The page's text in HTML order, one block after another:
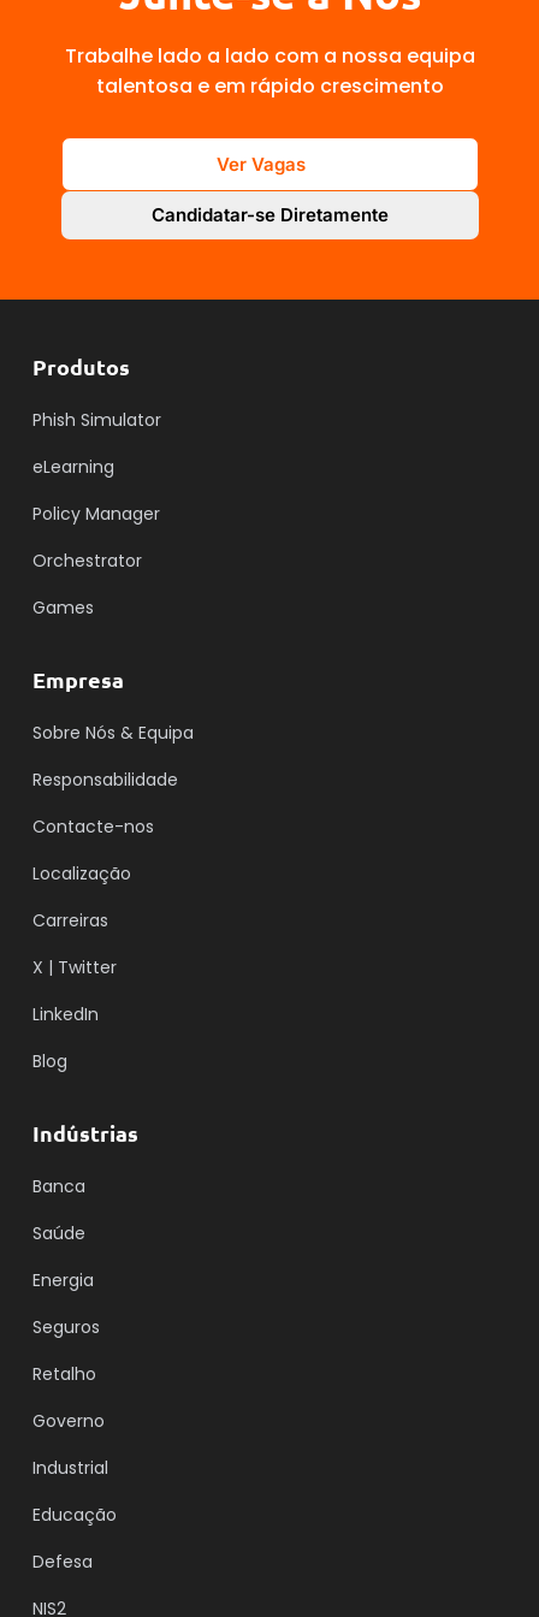
Trabalhe lado a lado com a nossa equipa
talentosa e em rápido crescimento
Ver Vagas
Candidatar-se Diretamente
Produtos
Phish Simulator
eLearning
Policy Manager
Orchestrator
Games
Empresa
Sobre Nós & Equipa
Responsabilidade
Contacte-nos
Localização
Carreiras
X | Twitter
LinkedIn
Blog
Indústrias
Banca
Saúde
Energia
Seguros
Retalho
Governo
Industrial
Educação
Defesa
NIS2